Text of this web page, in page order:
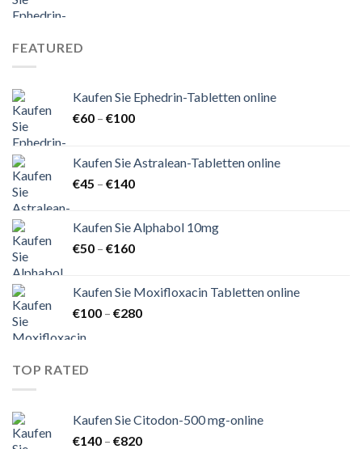
FEATURED
Kaufen Sie Ephedrin-Tabletten online
€60 – €100Preisspanne:
€100
Kaufen Sie Astralean-Tabletten online
€45 – €140Preisspanne:
€140
Kaufen Sie Alphabol 10mg
€50 – €160Preisspanne:
€160
Kaufen Sie Moxifloxacin Tabletten online
€100 – €280Preisspanne:
TOP RATED
Kaufen Sie Citodon-500 mg-online
€140 – €820Preisspanne: